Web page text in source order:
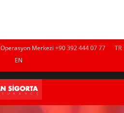
Operasyon Merkezi +90 392 444 07 77
TR
EN